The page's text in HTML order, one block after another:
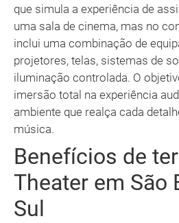
que simula a experiência de
uma sala de cinema, mas no
inclui uma combinação de
projetores, telas, sistemas de
iluminação controlada. O
imersão total na experiência
ambiente que realça cada
música.
Benefícios de
Theater em São
Sul